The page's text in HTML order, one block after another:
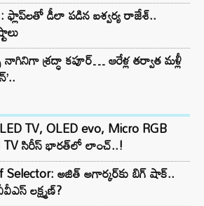
ఫ్లాప్‌లతో డీలా పడిన ఐశ్వర్య రాజేశ్..
నాగినిగా శ్రద్ధా కపూర్… ఆరేళ్ల తర్వాత మళ్లీ
TV, OLED evo, Micro RGB
TV సిరీస్ భారత్‌లో లాంచ్..!
Selector: అజిత్ అగార్కర్‌కు బిగ్ షాక్..
లక్ష్మణ్?